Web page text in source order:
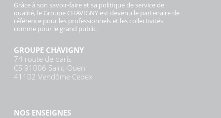
Grâce à son savoir-faire et sa politique de service de
qualité, le Groupe CHAVIGNY est devenu le partenaire de
référence pour les professionnels et les collectivités
comme pour le grand public.
GROUPE CHAVIGNY
74 route de paris
CS 91006 Saint-Ouen
41102 Vendôme Cedex
NOS ENSEIGNES